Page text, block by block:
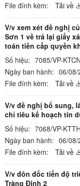
File đính kèm:
Tải về
V/v xem xét đề nghị
Sơn 1 về trả lại giấy
toán tiền cấp quyền
Số hiệu: 7085/VP-KTCN
Ngày ban hành: 06/08/
File đính kèm:
Tải về
V/v đề nghị bổ sung,
chỉ tiêu kế hoạch tín
Số hiệu: 7068/VP-KTTH
Ngày ban hành: 06/08/
File đính kèm:
Tải về
V/v đôn đốc tiến độ
Tràng Định 2